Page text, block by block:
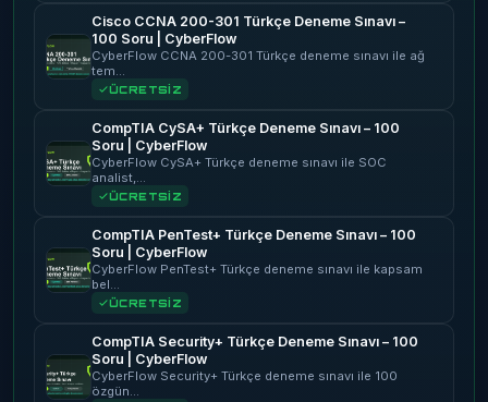
Cisco CCNA 200-301 Türkçe Deneme Sınavı –
100 Soru | CyberFlow
CyberFlow CCNA 200-301 Türkçe deneme sınavı ile ağ
tem…
ÜCRETSİZ
CompTIA CySA+ Türkçe Deneme Sınavı – 100
Soru | CyberFlow
CyberFlow CySA+ Türkçe deneme sınavı ile SOC
analist,…
ÜCRETSİZ
CompTIA PenTest+ Türkçe Deneme Sınavı – 100
Soru | CyberFlow
CyberFlow PenTest+ Türkçe deneme sınavı ile kapsam
bel…
ÜCRETSİZ
CompTIA Security+ Türkçe Deneme Sınavı – 100
Soru | CyberFlow
CyberFlow Security+ Türkçe deneme sınavı ile 100
özgün…